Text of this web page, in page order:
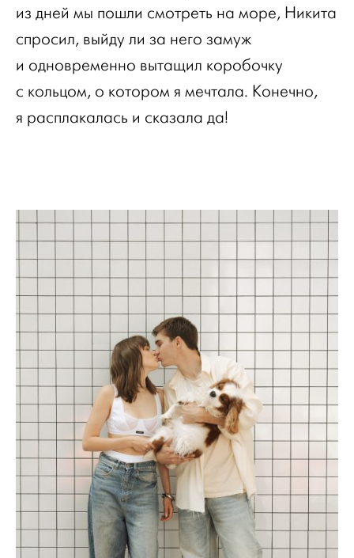
из дней мы пошли смотреть на море, Никита
спросил, выйду ли за него замуж
и одновременно вытащил коробочку
с кольцом, о котором я мечтала. Конечно,
я расплакалась и сказала да!